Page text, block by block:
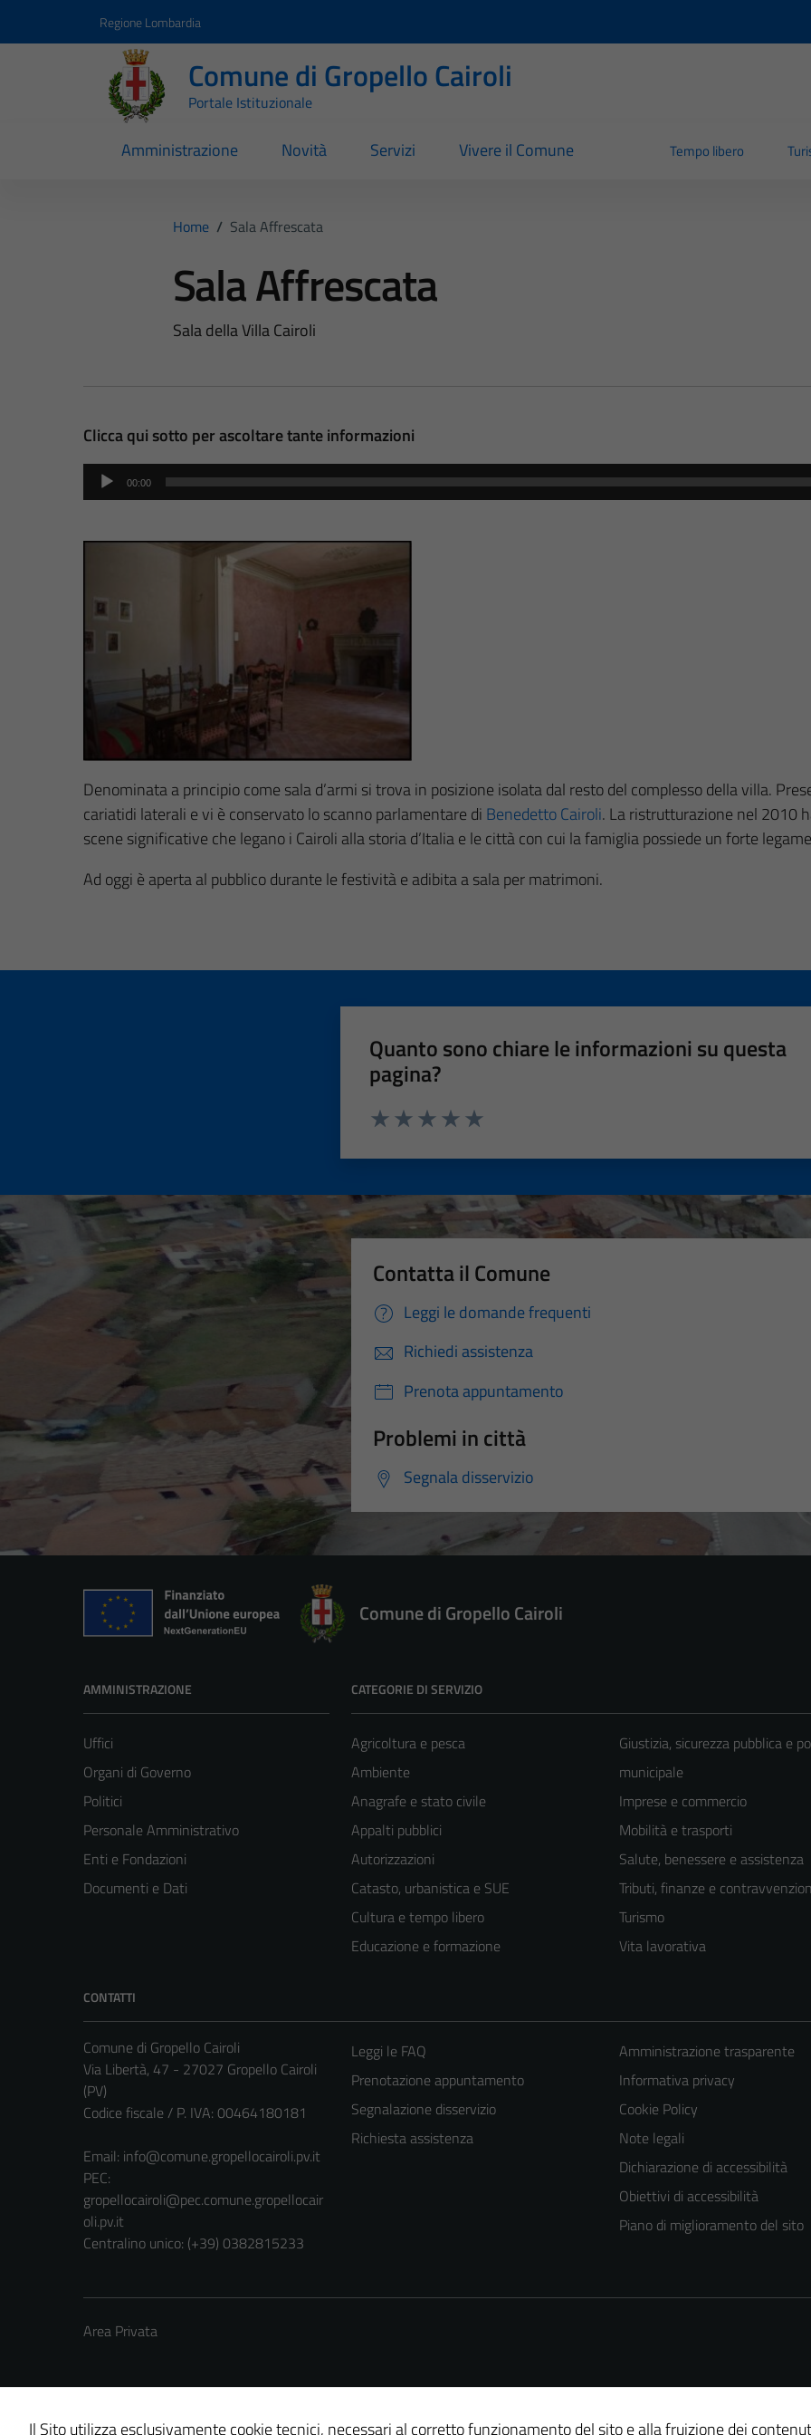
Regione Lombardia
Comune di Gropello Cairoli
Portale Istituzionale
Amministrazione Novità Servizi Vivere il Comune Tempo libero
Home / Sala Affrescata
Sala Affrescata
Sala della Villa Cairoli
Clicca qui sotto per ascoltare tante informazioni
Audio
Player
00:00
Denominata a principio come sala d’armi si trova in posizione isolata dal resto del complesso della villa.
cariatidi laterali e vi è conservato lo scanno parlamentare di Benedetto Cairoli. La ristrutturazione nel 2010
scene significative che legano i Cairoli alla storia d’Italia e le città con cui la famiglia possiede un forte
Ad oggi è aperta al pubblico durante le festività e adibita a sala per matrimoni.
Quanto sono chiare le informazioni su questa
pagina?
Contatta il Comune
Leggi le domande frequenti
Richiedi assistenza
Prenota appuntamento
Problemi in città
Segnala disservizio
Comune di Gropello Cairoli
AMMINISTRAZIONE
Uffici
Organi di Governo
Politici
Personale Amministrativo
Enti e Fondazioni
Documenti e Dati
CATEGORIE DI SERVIZIO
Agricoltura e pesca
Ambiente
Anagrafe e stato civile
Appalti pubblici
Autorizzazioni
Catasto, urbanistica e SUE
Cultura e tempo libero
Educazione e formazione
Giustizia, sicurezza pubblica e
municipale
Imprese e commercio
Mobilità e trasporti
Salute, benessere e assistenza
Tributi, finanze e
Turismo
Vita lavorativa
CONTATTI
Comune di Gropello Cairoli
Via Libertà, 47 - 27027 Gropello Cairoli
(PV)
Codice fiscale / P. IVA: 00464180181
Email: info@comune.gropellocairoli.pv.it
PEC:
gropellocairoli@pec.comune.gropellocair
oli.pv.it
Centralino unico: (+39) 0382815233
Leggi le FAQ
Prenotazione appuntamento
Segnalazione disservizio
Richiesta assistenza
Amministrazione trasparente
Informativa privacy
Cookie Policy
Note legali
Dichiarazione di accessibilità
Obiettivi di accessibilità
Piano di miglioramento del sito
Area Privata
Il Sito utilizza esclusivamente cookie tecnici, necessari al corretto funzionamento del sito e alla fruizione dei